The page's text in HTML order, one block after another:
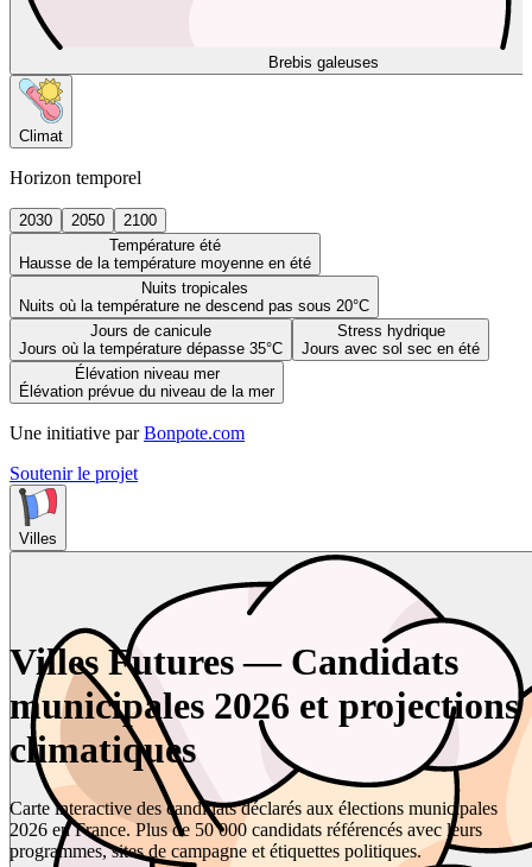
Brebis galeuses
Climat
Horizon temporel
2030 2050
2100
Température été
Hausse de la température moyenne en été
Nuits tropicales
Nuits où la température ne descend pas sous 20°C
Jours de canicule
Jours où la température dépasse 35°C
Stress hydrique
Jours avec sol sec en été
Élévation niveau mer
Élévation prévue du niveau de la mer
Une initiative par Bonpote.com
Soutenir le projet
Villes
Villes Futures — Candidats
municipales 2026 et projections
climatiques
Carte interactive des candidats déclarés aux élections municipales
2026 en France. Plus de 50 000 candidats référencés avec leurs
programmes, sites de campagne et étiquettes politiques.